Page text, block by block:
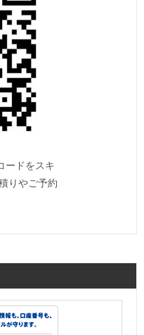
ードをスキ
りやご予約